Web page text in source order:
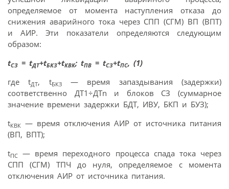
определяемое от момента наступления отказа до
снижения аварийного тока через СПП (СГМ) ВП (ВПТ)
и АИР. Эти показатели определяются следующим
образом:
tСЗ = tДТ+tБКЗ+tКВК; tПВ = tСЗ+tПС, (1)
где tДТ, tБКЗ— время запаздывания (задержки)
соответственно ДТ1÷ДТn и блоков СЗ (суммарное
значение времени задержки БДТ, ИВУ, БКП и БУЗ);
tКВК — время отключения АИР от источника питания
(ВП, ВПТ);
tПС — время переходного процесса спада тока через
СПП (СГМ) ТПЧ до нуля, определяемое с момента
отключения АИР от источника питания.